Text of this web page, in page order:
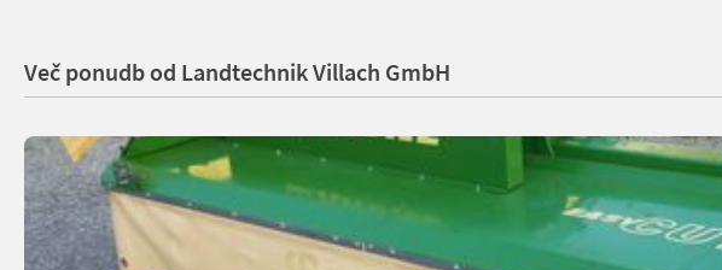
Več ponudb od Landtechnik Villach GmbH